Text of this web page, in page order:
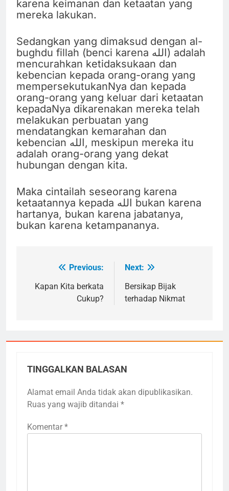
karena keimanan dan ketaatan yang
mereka lakukan.
Sedangkan yang dimaksud dengan al-
bughdu fillah (benci karena الله) adalah
mencurahkan ketidaksukaan dan
kebencian kepada orang-orang yang
mempersekutukanNya dan kepada
orang-orang yang keluar dari ketaatan
kepadaNya dikarenakan mereka telah
melakukan perbuatan yang
mendatangkan kemarahan dan
kebencian الله, meskipun mereka itu
adalah orang-orang yang dekat
hubungan dengan kita.
Maka cintailah seseorang karena
ketaatannya kepada الله bukan karena
hartanya, bukan karena jabatanya,
bukan karena ketampananya.
Navigasi
pos
Previous:
Kapan Kita berkata
Cukup?
Next:
Bersikap Bijak
terhadap Nikmat
TINGGALKAN BALASAN
Alamat email Anda tidak akan dipublikasikan.
Ruas yang wajib ditandai *
Komentar *